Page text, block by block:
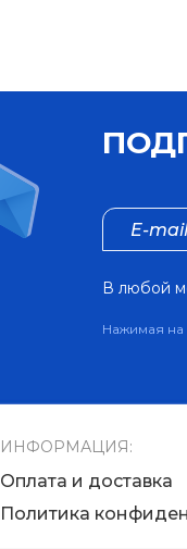
В любой
Нажимая на
ИНФОРМАЦИЯ:
Оплата и доставка
Политика